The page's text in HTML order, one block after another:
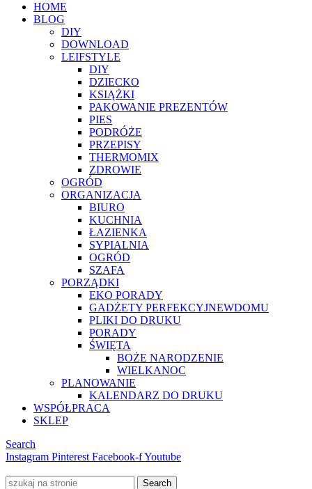
HOME
BLOG
DIY
DOWNLOAD
LEIFSTYLE
DIY
DZIECKO
KSIĄŻKI
PAKOWANIE PREZENTÓW
PIES
PODRÓŻE
PRZEPISY
THERMOMIX
ZDROWIE
OGRÓD
ORGANIZACJA
BIURO
KUCHNIA
ŁAZIENKA
SYPIALNIA
OGRÓD
SZAFA
PORZĄDKI
EKO PORADY
GADŻETY PERFEKCYJNEWDOMU
PLIKI DO DRUKU
PORADY
ŚWIĘTA
BOŻE NARODZENIE
WIELKANOC
PLANOWANIE
KALENDARZ DO DRUKU
WSPÓŁPRACA
SKLEP
Search
Instagram Pinterest Facebook-fYoutube
Search